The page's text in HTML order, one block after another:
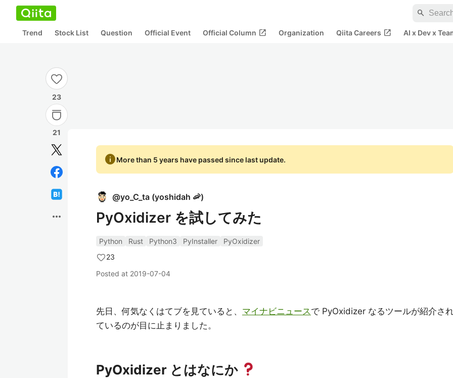
search
Trend Stock List Question Official Event Official Column open_in_new Organization Qiita Careers open_in_new AI x Dev x
23
21
more_horiz
infoMore than 5 years have passed since last update.
@yo_C_ta (yoshidah 🦐)
PyOxidizer を試してみた
Python Rust Python3 PyInstaller
PyOxidizer
23
Posted at 2019-07-04
先日、何気なくはてブを見ていると、 マイナビニュースで PyOxidizer なるツールが紹介さ
ているのが目に止まりました。
PyOxidizer とはなにか